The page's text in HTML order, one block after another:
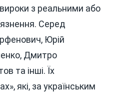
з реальними або
Серед
Юрій
Дмитро
та інші. Їх
які, за українським